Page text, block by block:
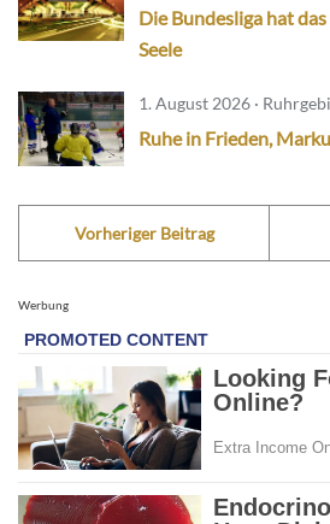
Die Bundesliga hat
Seele
1. August 2026 ·
Ruhe in Frieden,
Vorheriger Beitrag
Werbung